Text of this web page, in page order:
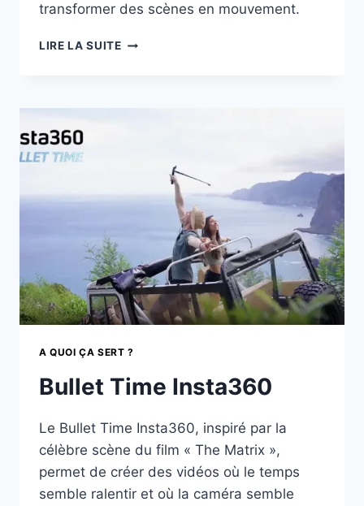
transformer des scènes en mouvement.
LIRE LA SUITEDIFFÉRENCE
A QUOI ÇA SERT ?
Bullet Time Insta360
Le Bullet Time Insta360, inspiré par la
célèbre scène du film « The Matrix »,
permet de créer des vidéos où le temps
semble ralentir et où la caméra semble